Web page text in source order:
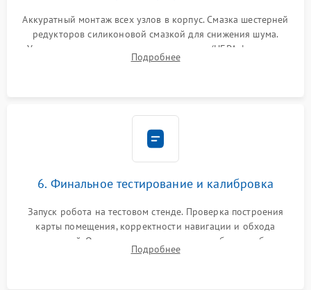
Аккуратный монтаж всех узлов в корпус. Смазка шестерней
редукторов силиконовой смазкой для снижения шума.
Установка новых расходных материалов (HEPA-фильтров,
микрофибры, щеток). Надежная фиксация разъемов и
Подробнее
6. Финальное тестирование и калибровка
Запуск робота на тестовом стенде. Проверка построения
карты помещения, корректности навигации и обхода
препятствий. Оценка силы всасывания и работы турбины.
Тестирование автоматического возврата на док-станцию и
Подробнее